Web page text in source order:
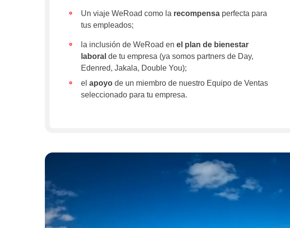
Un viaje WeRoad como la recompensa perfecta para
tus empleados;
la inclusión de WeRoad en el plan de bienestar
laboral de tu empresa (ya somos partners de Day,
Edenred, Jakala, Double You);
el apoyo de un miembro de nuestro Equipo de Ventas
seleccionado para tu empresa.